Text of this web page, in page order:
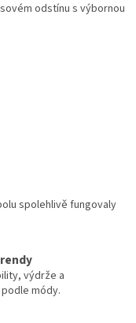
odstínu s výbornou
spolehlivě fungovaly
výdrže a
módy.